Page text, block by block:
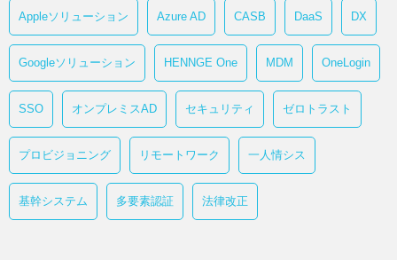
Appleソリューション Azure AD CASB DaaS DX
Googleソリューション HENNGE One MDM OneLogin
SSO オンプレミスAD セキュリティ ゼロトラスト
プロビジョニング リモートワーク 一人情シス
基幹システム 多要素認証 法律改正